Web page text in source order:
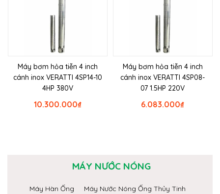
Máy bơm hỏa tiễn 4 inch
cánh inox VERATTI 4SP14-10
4HP 380V
₫
10.300.000
Máy bơm hỏa tiễn 4 inch
cánh inox VERATTI 4SP08-
07 1.5HP 220V
₫
6.083.000
MÁY NƯỚC NÓNG
Máy Hàn Ống
Máy Nước Nóng Ống Thủy Tinh